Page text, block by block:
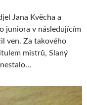
Jana Kvěcha a
juniora v následujícím
ven. Za takového
mistrů, Slaný